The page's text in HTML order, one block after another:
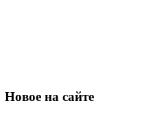
Новое на сайте